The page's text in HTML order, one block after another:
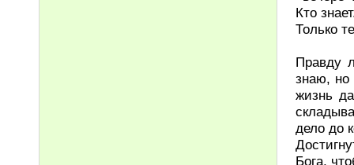
Кто
Только
Правду
знаю, но
жизнь
дело до
Бога,